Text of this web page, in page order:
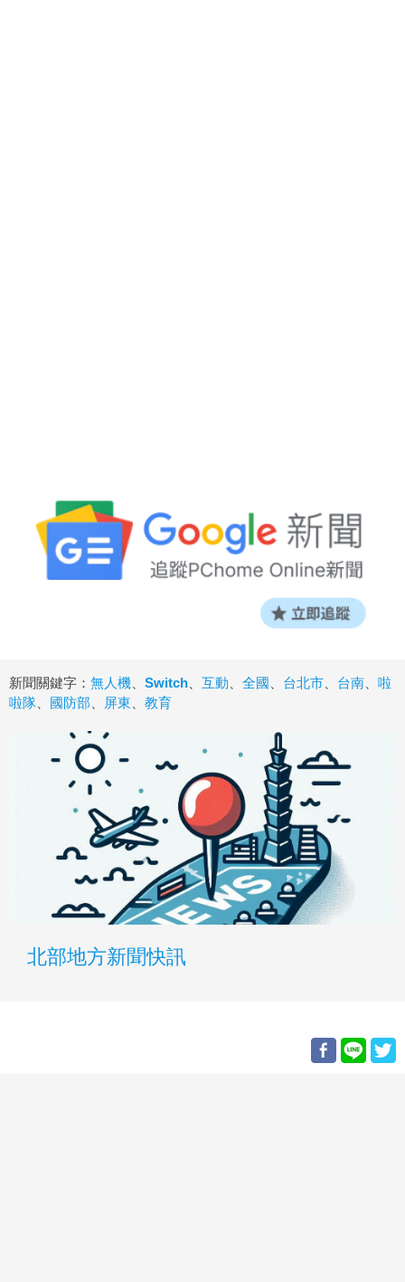
新聞關鍵字： 無人機 Switch 互動 全國 台北市 台南
啦
啦隊
國防部 屏東 教育
北部地方新聞快訊